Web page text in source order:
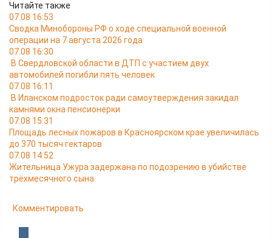
Читайте также
07.08 16:53
Сводка Минобороны РФ о ходе специальной военной
операции на 7 августа 2026 года
07.08 16:30
В Свердловской области в ДТП с участием двух
автомобилей погибли пять человек
07.08 16:11
В Иланском подросток ради самоутверждения закидал
камнями окна пенсионерки
07.08 15:31
Площадь лесных пожаров в Красноярском крае увеличилась
до 370 тысяч гектаров
07.08 14:52
Жительница Ужура задержана по подозрению в убийстве
трёхмесячного сына
Комментировать